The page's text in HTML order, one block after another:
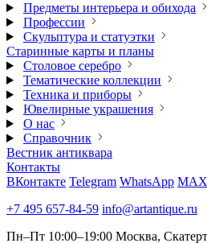
Предметы интерьера и обихода
Профессии
Скульптура и статуэтки
Старинные карты и планы
Столовое серебро
Тематические коллекции
Техника и приборы
Ювелирные украшения
О нас
Справочник
Вестник антиквара
Контакты
ВКонтакте Telegram WhatsApp MAX
+7 495 657-84-59 info@artantique.ru
Пн–Пт 10:00–19:00 Москва,